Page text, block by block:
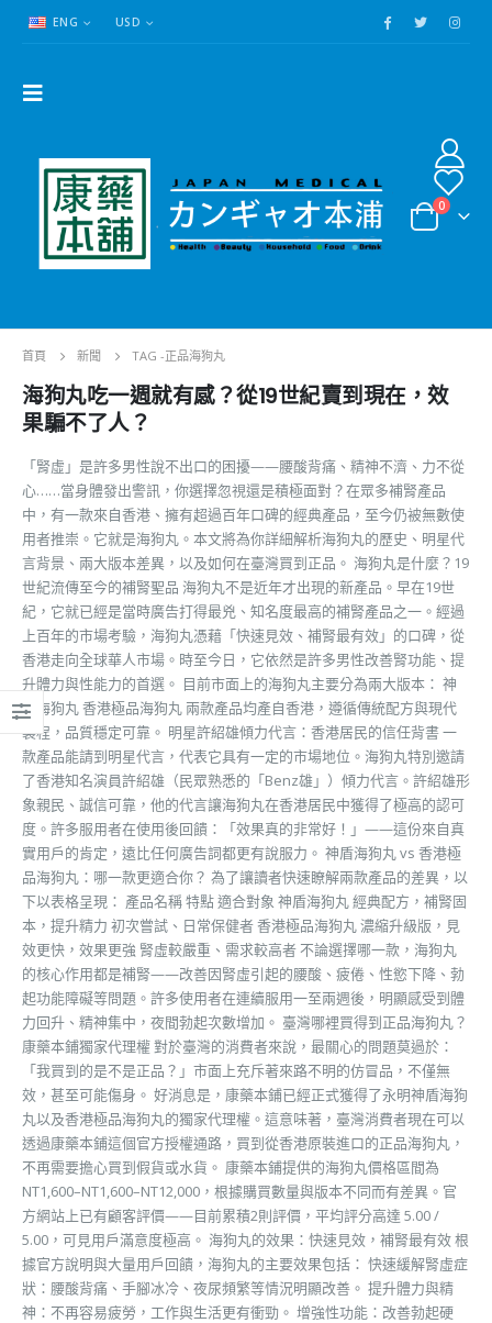
ENG USD
0
首頁 新聞 TAG -正品海狗丸
海狗丸吃一週就有感？從19世紀賣到現在，效
果騙不了人？
「腎虛」是許多男性說不出口的困擾——腰酸背痛、精神不濟、力不從
心……當身體發出警訊，你選擇忽視還是積極面對？在眾多補腎產品
中，有一款來自香港、擁有超過百年口碑的經典產品，至今仍被無數使
用者推崇。它就是海狗丸。本文將為你詳細解析海狗丸的歷史、明星代
言背景、兩大版本差異，以及如何在臺灣買到正品。 海狗丸是什麼？19
世紀流傳至今的補腎聖品 海狗丸不是近年才出現的新產品。早在19世
紀，它就已經是當時廣告打得最兇、知名度最高的補腎產品之一。經過
上百年的市場考驗，海狗丸憑藉「快速見效、補腎最有效」的口碑，從
香港走向全球華人市場。時至今日，它依然是許多男性改善腎功能、提
升體力與性能力的首選。 目前市面上的海狗丸主要分為兩大版本： 神
盾海狗丸 香港極品海狗丸 兩款產品均產自香港，遵循傳統配方與現代
製程，品質穩定可靠。 明星許紹雄傾力代言：香港居民的信任背書 一
款產品能請到明星代言，代表它具有一定的市場地位。海狗丸特別邀請
了香港知名演員許紹雄（民眾熟悉的「Benz雄」）傾力代言。許紹雄形
象親民、誠信可靠，他的代言讓海狗丸在香港居民中獲得了極高的認可
度。許多服用者在使用後回饋：「效果真的非常好！」——這份來自真
實用戶的肯定，遠比任何廣告詞都更有說服力。 神盾海狗丸 vs 香港極
品海狗丸：哪一款更適合你？ 為了讓讀者快速瞭解兩款產品的差異，以
下以表格呈現： 產品名稱 特點 適合對象 神盾海狗丸 經典配方，補腎固
本，提升精力 初次嘗試、日常保健者 香港極品海狗丸 濃縮升級版，見
效更快，效果更強 腎虛較嚴重、需求較高者 不論選擇哪一款，海狗丸
的核心作用都是補腎——改善因腎虛引起的腰酸、疲倦、性慾下降、勃
起功能障礙等問題。許多使用者在連續服用一至兩週後，明顯感受到體
力回升、精神集中，夜間勃起次數增加。 臺灣哪裡買得到正品海狗丸？
康藥本鋪獨家代理權 對於臺灣的消費者來說，最關心的問題莫過於：
「我買到的是不是正品？」市面上充斥著來路不明的仿冒品，不僅無
效，甚至可能傷身。 好消息是，康藥本鋪已經正式獲得了永明神盾海狗
丸以及香港極品海狗丸的獨家代理權。這意味著，臺灣消費者現在可以
透過康藥本鋪這個官方授權通路，買到從香港原裝進口的正品海狗丸，
不再需要擔心買到假貨或水貨。 康藥本鋪提供的海狗丸價格區間為
NT1,600–NT1,600–NT12,000，根據購買數量與版本不同而有差異。官
方網站上已有顧客評價——目前累積2則評價，平均評分高達 5.00 /
5.00，可見用戶滿意度極高。 海狗丸的效果：快速見效，補腎最有效 根
據官方說明與大量用戶回饋，海狗丸的主要效果包括： 快速緩解腎虛症
狀：腰酸背痛、手腳冰冷、夜尿頻繁等情況明顯改善。 提升體力與精
神：不再容易疲勞，工作與生活更有衝勁。 增強性功能：改善勃起硬